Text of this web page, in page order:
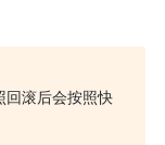
回滚后会按照快